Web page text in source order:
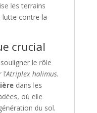
les terrains
lutte contre la
crucial
le rôle
Atriplex halimus.
dans les
où elle
du sol.